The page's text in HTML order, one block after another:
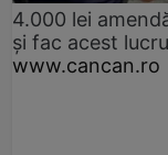
4.000 lei
și fac acest
www.cancan.ro